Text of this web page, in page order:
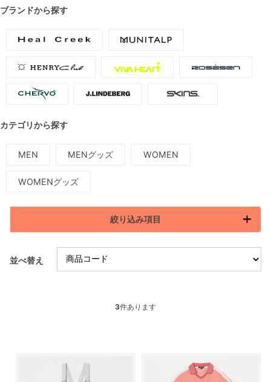
ブランドから探す
カテゴリから探す
MEN MENグッズ WOMEN
WOMENグッズ
絞り込み項目
並べ替え
3件あります